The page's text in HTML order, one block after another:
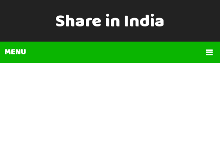
Share in India
MENU